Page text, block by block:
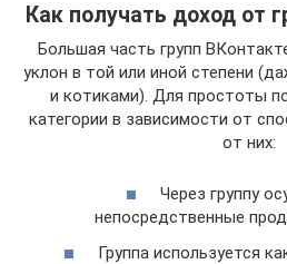
Как получать доход от
Большая часть групп
уклон в той или иной степени
и котиками). Для простоты
категории в зависимости от
от них:
Через группу
непосредственные
Группа используется